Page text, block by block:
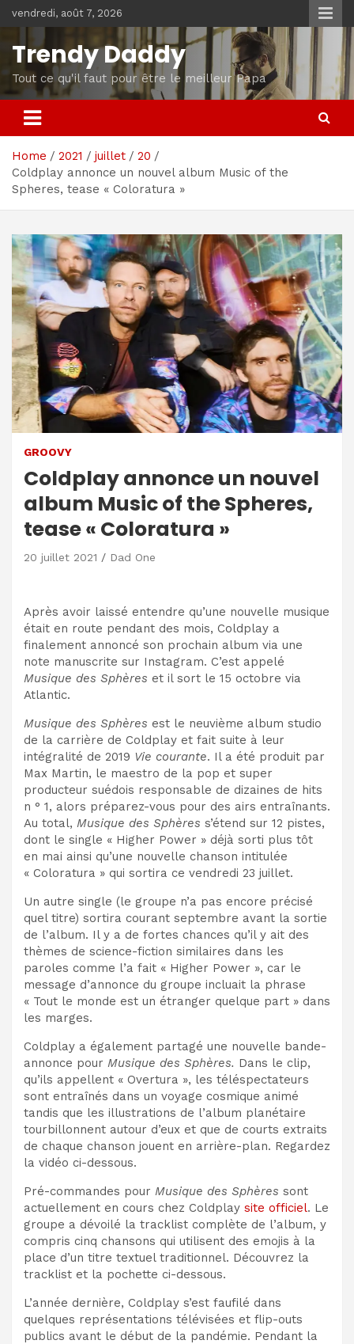
to
content
vendredi, août 7, 2026
Trendy Daddy
Tout ce qu'il faut pour être le meilleur Papa
Home 2021 juillet
20
Coldplay annonce un nouvel album Music of the
Spheres, tease « Coloratura »
GROOVY
Coldplay annonce un nouvel
album Music of the Spheres,
tease « Coloratura »
20 juillet 2021 Dad One
Après avoir laissé entendre qu’une nouvelle musique
était en route pendant des mois, Coldplay a
finalement annoncé son prochain album via une
note manuscrite sur Instagram. C’est appelé
Musique des Sphères et il sort le 15 octobre via
Atlantic.
Musique des Sphères est le neuvième album studio
de la carrière de Coldplay et fait suite à leur
intégralité de 2019 Vie courante. Il a été produit par
Max Martin, le maestro de la pop et super
producteur suédois responsable de dizaines de hits
n ° 1, alors préparez-vous pour des airs entraînants.
Au total, Musique des Sphères s’étend sur 12 pistes,
dont le single « Higher Power » déjà sorti plus tôt
en mai ainsi qu’une nouvelle chanson intitulée
« Coloratura » qui sortira ce vendredi 23 juillet.
Un autre single (le groupe n’a pas encore précisé
quel titre) sortira courant septembre avant la sortie
de l’album. Il y a de fortes chances qu’il y ait des
thèmes de science-fiction similaires dans les
paroles comme l’a fait « Higher Power », car le
message d’annonce du groupe incluait la phrase
« Tout le monde est un étranger quelque part » dans
les marges.
Coldplay a également partagé une nouvelle bande-
annonce pour Musique des Sphères. Dans le clip,
qu’ils appellent « Overtura », les téléspectateurs
sont entraînés dans un voyage cosmique animé
tandis que les illustrations de l’album planétaire
tourbillonnent autour d’eux et que de courts extraits
de chaque chanson jouent en arrière-plan. Regardez
la vidéo ci-dessous.
Pré-commandes pour Musique des Sphères sont
actuellement en cours chez Coldplay site officiel. Le
groupe a dévoilé la tracklist complète de l’album, y
compris cinq chansons qui utilisent des emojis à la
place d’un titre textuel traditionnel. Découvrez la
tracklist et la pochette ci-dessous.
L’année dernière, Coldplay s’est faufilé dans
quelques représentations télévisées et flip-outs
publics avant le début de la pandémie. Pendant la